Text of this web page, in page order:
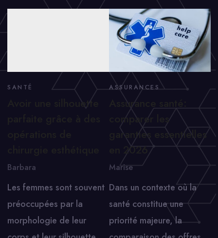
SANTÉ
Avoir une silhouette
Barbara
Les femmes sont souvent
préoccupées par la
morphologie de leur
ASSURANCES
Assurance santé:
comparer les
garanties essentielles
en 2026
Marise
Dans un contexte où la
santé constitue une
priorité majeure, la